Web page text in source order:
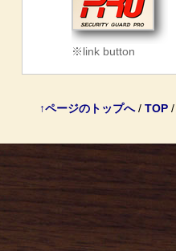
※link button
↑ページのトップへ/ TOP/